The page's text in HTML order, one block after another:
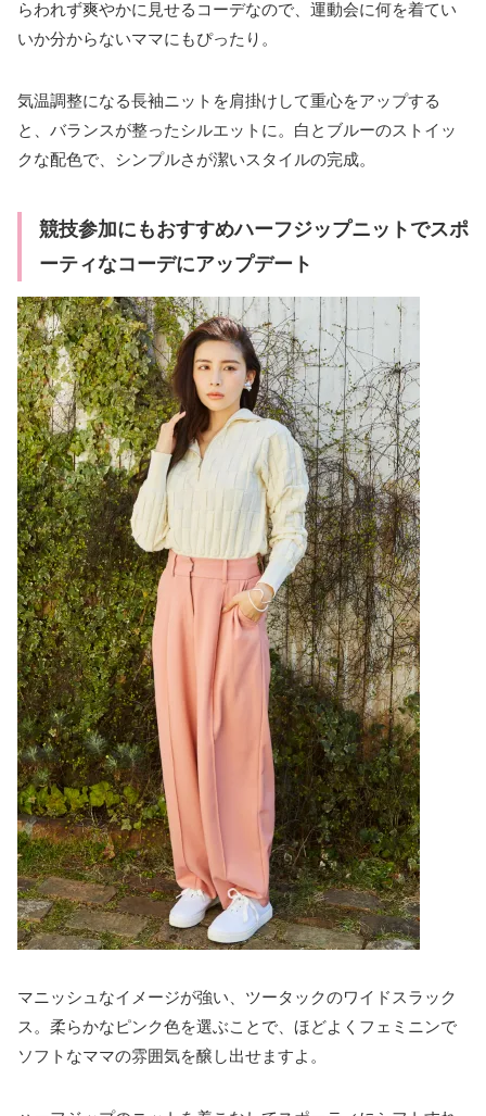
らわれず爽やかに見せるコーデなので、運動会に何を着てい
いか分からないママにもぴったり。
気温調整になる長袖ニットを肩掛けして重心をアップする
と、バランスが整ったシルエットに。白とブルーのストイッ
クな配色で、シンプルさが潔いスタイルの完成。
競技参加にもおすすめハーフジップニットでスポ
ーティなコーデにアップデート
マニッシュなイメージが強い、ツータックのワイドスラック
ス。柔らかなピンク色を選ぶことで、ほどよくフェミニンで
ソフトなママの雰囲気を醸し出せますよ。